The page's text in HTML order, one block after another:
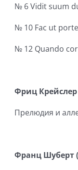
№ 6 Vidit suum
№ 10 Fac ut
№ 12 Quando
Фриц Крейслер
Прелюдия и
Франц Шуберт